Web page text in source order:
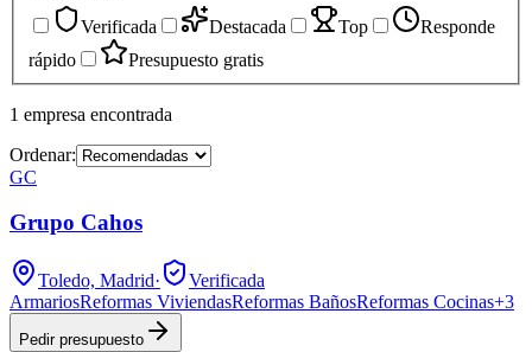
Verificada
Destacada Top
Responde
rápido
Presupuesto gratis
1 empresa encontrada
Ordenar:
GC
Grupo Cahos
Toledo, Madrid·
Verificada
ArmariosReformas ViviendasReformas BañosReformas Cocinas+3
Pedir presupuesto